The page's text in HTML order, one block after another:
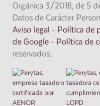
Orgánica 3/2018, de 5
Datos de Carácter
Aviso legal - Política de
de Google- Política de
reservados.